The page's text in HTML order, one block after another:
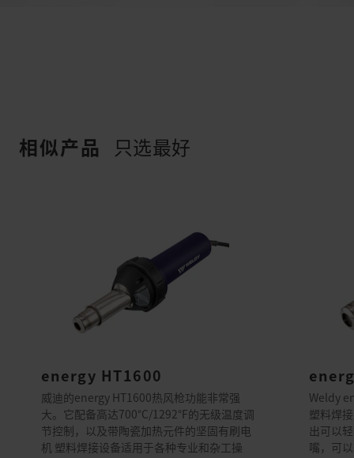
相似产品 只选最好
energy HT1600
威迪的energy HT1600热风枪功能非常强
大。它配备高达700°C/1292°F的无级温度调
节控制，以及带陶瓷加热元件的坚固有刷电
机 塑料焊接设备适用于各种专业和杂工操
Weldy
塑料焊
出可以
嘴，可